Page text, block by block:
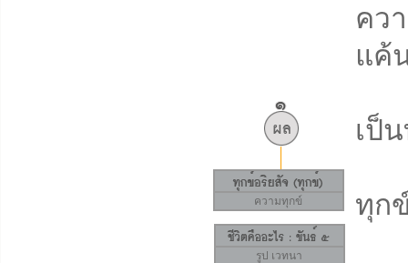
ความทุกข์
รูป เวทนา
คว
แค้
เป็
ทุก